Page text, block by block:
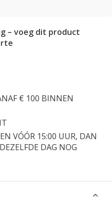
– voeg dit product
€ 100 BINNEN
VÓÓR 15:00 UUR, DAN
DAG NOG